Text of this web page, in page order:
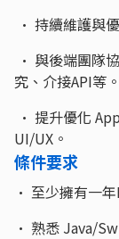
• 持續維護與
• 與後端團隊
究、介接API等。
• 提升優化
UI/UX。
條件要求
• 至少擁有一
• 熟悉 Java/